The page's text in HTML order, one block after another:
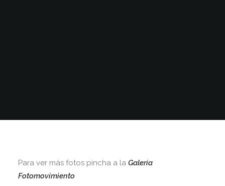
Para ver más fotos pincha a la Galería
Fotomovimiento